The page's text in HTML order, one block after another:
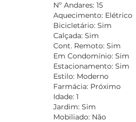
Nº Andares: 15
Aquecimento: Elétrico
Bicicletário: Sim
Calçada: Sim
Cont. Remoto: Sim
Em Condomínio: Sim
Estacionamento: Sim
Estilo: Moderno
Farmácia: Próximo
Idade: 1
Jardim: Sim
Mobiliado: Não